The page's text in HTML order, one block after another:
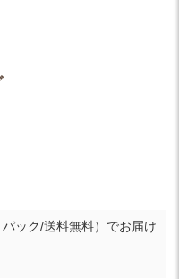
ック/送料無料） でお届け